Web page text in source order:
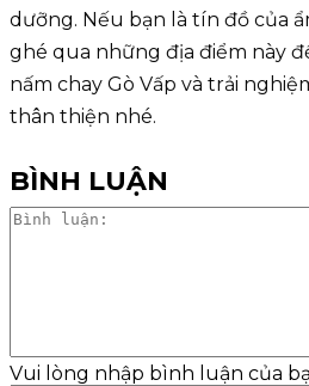
dưỡng. Nếu bạn là tín đồ của
ghé qua những địa điểm này
nấm chay Gò Vấp và trải
thân thiện nhé.
BÌNH LUẬN
Vui lòng nhập bình luận của